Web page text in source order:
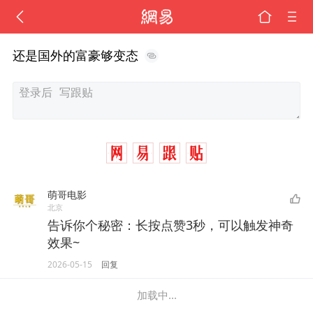
还是国外的富豪够变态
萌哥电影
北京
告诉你个秘密：长按点赞3秒，可以触发神奇
效果~
2026-05-15 回复
加载中...